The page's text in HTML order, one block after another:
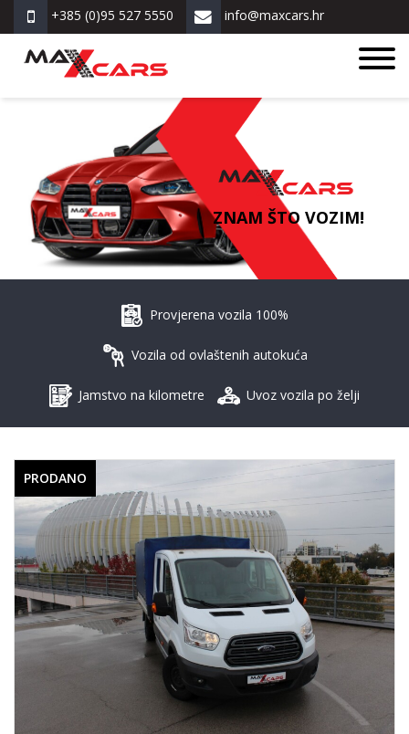
+385 (0)95 527 5550 info@maxcars.hr
ZNAM ŠTO VOZIM!
Provjerena vozila 100%
Vozila od ovlaštenih autokuća
Jamstvo na kilometre Uvoz vozila po želji
PRODANO